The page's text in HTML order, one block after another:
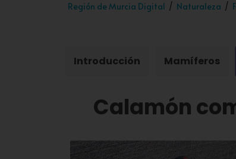
Región de Murcia Digital Naturaleza
Introducción Mamíferos
Calamón